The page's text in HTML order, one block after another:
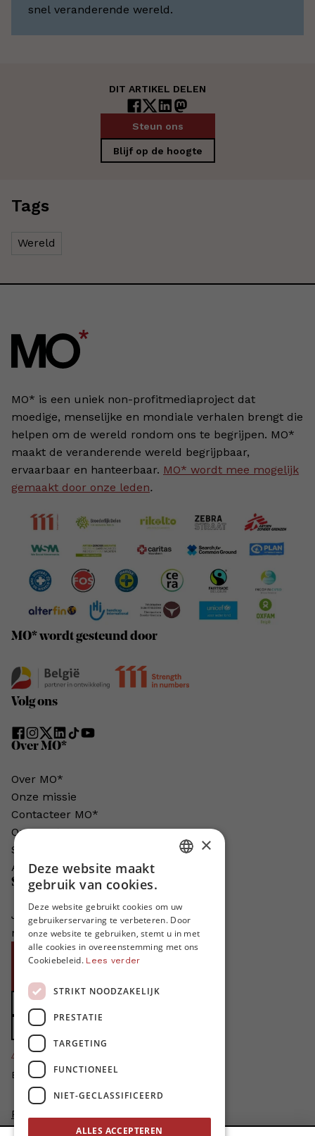
snel veranderende wereld.
DIT ARTIKEL DELEN
Steun ons
Blijf op de hoogte
Tags
Wereld
MO* is een uniek non-profitmediaproject dat
moedige, menselijke en mondiale verhalen brengt die
helpen om de wereld rondom ons te begrijpen. MO*
maakt de veranderende wereld begrijpbaar,
ervaarbaar en hanteerbaar. MO* wordt mee mogelijk
gemaakt door onze leden.
MO* wordt gesteund door
Volg ons
Over MO*
Over MO*
Onze missie
Contacteer MO*
Onze auteurs
Schrijven voor MO*?
Adverteren in MO*
Steun MO*
Je helpt ons groeien. MO* bestaat
niet zonder jouw steun!
Doe een gift
Zet MO* in uw testament
4424
Bedankt voor jullie steun!
Privacybeleid
Disclaimer
ENGLISH
×
Deze website maakt
gebruik van cookies.
Deze website gebruikt cookies om uw
gebruikerservaring te verbeteren. Door
onze website te gebruiken, stemt u in met
alle cookies in overeenstemming met ons
Cookiebeleid. Lees verder
STRIKT NOODZAKELIJK
PRESTATIE
TARGETING
FUNCTIONEEL
NIET-GECLASSIFICEERD
ALLES ACCEPTEREN